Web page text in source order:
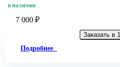
в наличии
7 000 ₽
Заказать в
Подробнее